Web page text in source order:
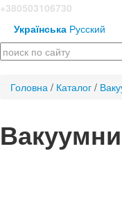
+380503106730
Українська Русский
Головна / Каталог /